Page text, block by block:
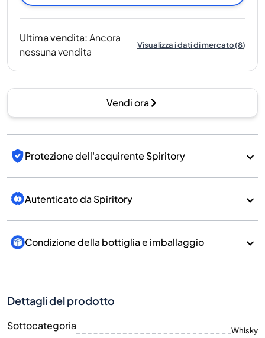
Ultima vendita:Ancora
nessuna vendita
Visualizza i dati di mercato(8)
Vendi ora
Protezione dell'acquirente Spiritory
Autenticato da Spiritory
Condizione della bottiglia e imballaggio
Dettagli del prodotto
Sottocategoria Whisky